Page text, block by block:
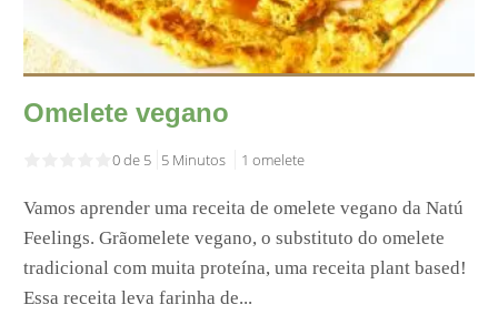
Omelete vegano
0 de 5 5 Minutos 1 omelete
Vamos aprender uma receita de omelete vegano da Natú
Feelings. Grãomelete vegano, o substituto do omelete
tradicional com muita proteína, uma receita plant based! ⁣
Essa receita leva farinha de...